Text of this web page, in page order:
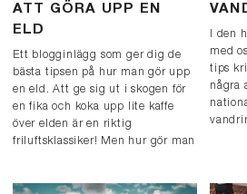
ATT GÖRA UPP EN
ELD
Ett blogginlägg som ger dig de
bästa tipsen på hur man gör upp
en eld. Att ge sig ut i skogen för
en fika och koka upp lite kaffe
över elden är en riktig
friluftsklassiker! Men hur gör man
I den
med
tips
några